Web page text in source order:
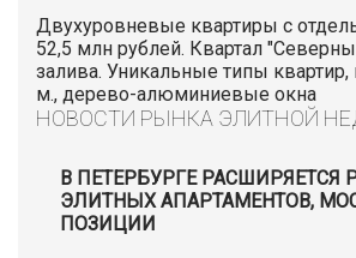
Двухуровневые квартиры с
52,5 млн рублей. Квартал
залива. Уникальные типы квартир,
м., дерево-алюминиевые окна
НОВОСТИ РЫНКА ЭЛИТНОЙ
В ПЕТЕРБУРГЕ РАСШИРЯЕТСЯ
ЭЛИТНЫХ АПАРТАМЕНТОВ,
ПОЗИЦИИ